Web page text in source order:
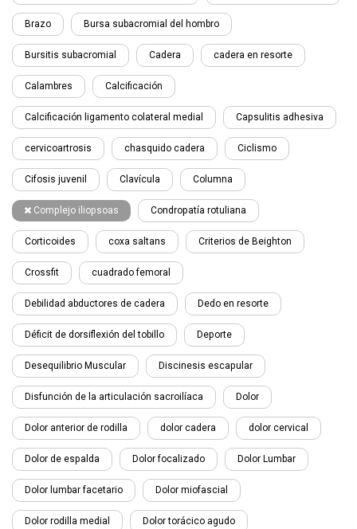
Brazo Bursa subacromial del hombro
Bursitis subacromial Cadera cadera en resorte
Calambres Calcificación
Calcificación ligamento colateral medial Capsulitis adhesiva
cervicoartrosis chasquido cadera Ciclismo
Cifosis juvenil Clavícula Columna
Complejo iliopsoas Condropatía rotuliana
Corticoides coxa saltans Criterios de Beighton
Crossfit cuadrado femoral
Debilidad abductores de cadera Dedo en resorte
Déficit de dorsiflexión del tobillo Deporte
Desequilibrio Muscular Discinesis escapular
Disfunción de la articulación sacroilíaca Dolor
Dolor anterior de rodilla dolor cadera dolor cervical
Dolor de espalda Dolor focalizado Dolor Lumbar
Dolor lumbar facetario Dolor miofascial
Dolor rodilla medial Dolor torácico agudo